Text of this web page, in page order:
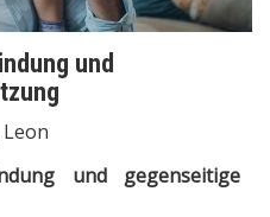
und
Leon
und gegenseitige